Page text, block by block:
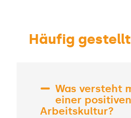
Häufig
Was versteht
einer positiven
Arbeitskultur?